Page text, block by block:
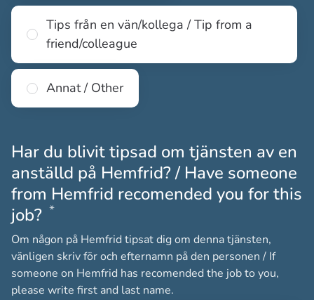
Tips från en vän/kollega / Tip from a
friend/colleague
Annat / Other
Har du blivit tipsad om tjänsten av en
anställd på Hemfrid? / Have someone
from Hemfrid recomended you for this
job? *Obligatoriskt
Om någon på Hemfrid tipsat dig om denna tjänsten,
vänligen skriv för och efternamn på den personen / If
someone on Hemfrid has recomended the job to you,
please write first and last name.